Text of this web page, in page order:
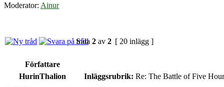
Moderator: Ainur
Sida 2 av 2 [ 20 inlägg ]
Författare
HurinThalion
Inläggsrubrik: Re: The Battle of Five